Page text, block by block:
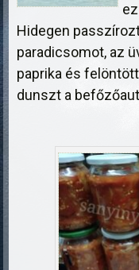
Hidegen
paradicsomot, az
paprika és
dunszt a